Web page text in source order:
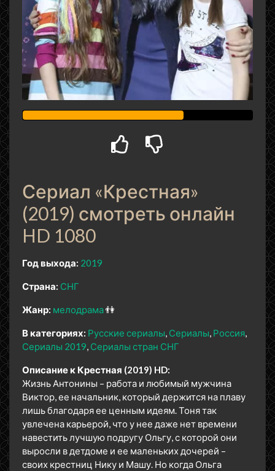
Сериал «Крестная»
(2019) смотреть онлайн
HD 1080
Год выхода: 2019
Страна: СНГ
Жанр: мелодрама👫
В категориях: Русские сериалы Сериалы Россия
Сериалы 2019 Сериалы стран СНГ
Описание к Крестная (2019) HD:
Жизнь Антонины – работа и любимый мужчина
Виктор, ее начальник, который держится на плаву
лишь благодаря ее ценным идеям. Тоня так
увлечена карьерой, что у нее даже нет времени
навестить лучшую подругу Ольгу, с которой они
выросли в детдоме и ее маленьких дочерей –
своих крестниц Нику и Машу. Но когда Ольга